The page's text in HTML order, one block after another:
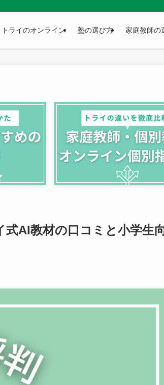
トライのオンライン 塾の選び方 家庭教師の
AI教材の口コミと小学生